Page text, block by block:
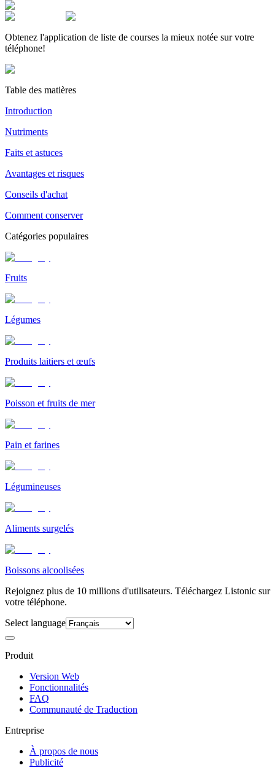
Obtenez l'application de liste de courses la mieux notée sur votre
téléphone!
Table des matières
Introduction
Nutriments
Faits et astuces
Avantages et risques
Conseils d'achat
Comment conserver
Catégories populaires
Fruits
Légumes
Produits laitiers et œufs
Poisson et fruits de mer
Pain et farines
Légumineuses
Aliments surgelés
Boissons alcoolisées
Rejoignez plus de 10 millions d'utilisateurs. Téléchargez Listonic sur
votre téléphone.
Select language
Produit
Version Web
Fonctionnalités
FAQ
Communauté de Traduction
Entreprise
À propos de nous
Publicité